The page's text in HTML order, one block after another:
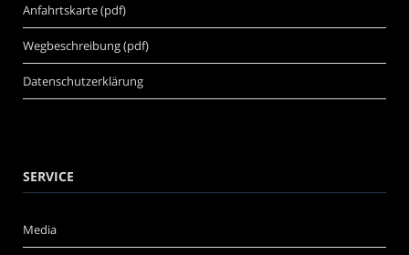
Anfahrtskarte (pdf)
Wegbeschreibung (pdf)
Datenschutzerklärung
SERVICE
Media